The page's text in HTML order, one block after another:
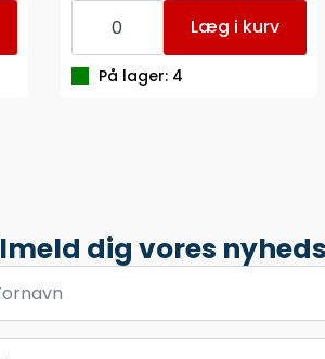
REGNINGER
MAYLAND
126X148
2X50
BLADE
Læg i kurv
På lager: 4
dig vores